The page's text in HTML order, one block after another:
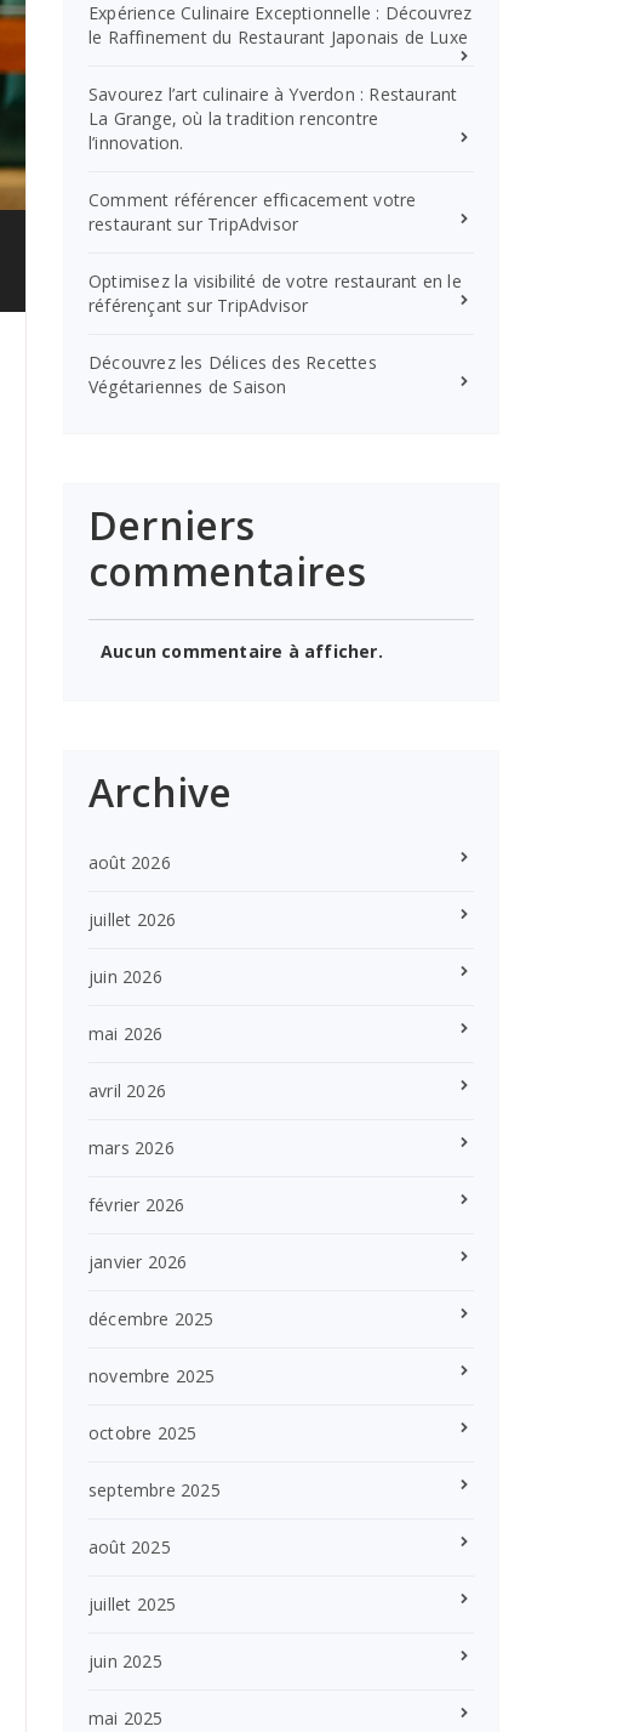
Expérience Culinaire Exceptionnelle : Découvrez
le Raffinement du Restaurant Japonais de Luxe
Savourez l’art culinaire à Yverdon : Restaurant
La Grange, où la tradition rencontre
l’innovation.
Comment référencer efficacement votre
restaurant sur TripAdvisor
Optimisez la visibilité de votre restaurant en le
référençant sur TripAdvisor
Découvrez les Délices des Recettes
Végétariennes de Saison
Derniers
commentaires
Aucun commentaire à afficher.
Archive
août 2026
juillet 2026
juin 2026
mai 2026
avril 2026
mars 2026
février 2026
janvier 2026
décembre 2025
novembre 2025
octobre 2025
septembre 2025
août 2025
juillet 2025
juin 2025
mai 2025